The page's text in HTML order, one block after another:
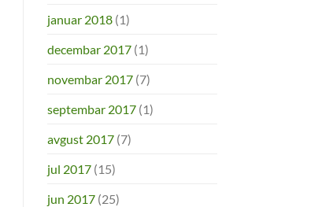
januar 2018(1)
decembar 2017(1)
novembar 2017(7)
septembar 2017(1)
avgust 2017(7)
jul 2017(15)
jun 2017(25)